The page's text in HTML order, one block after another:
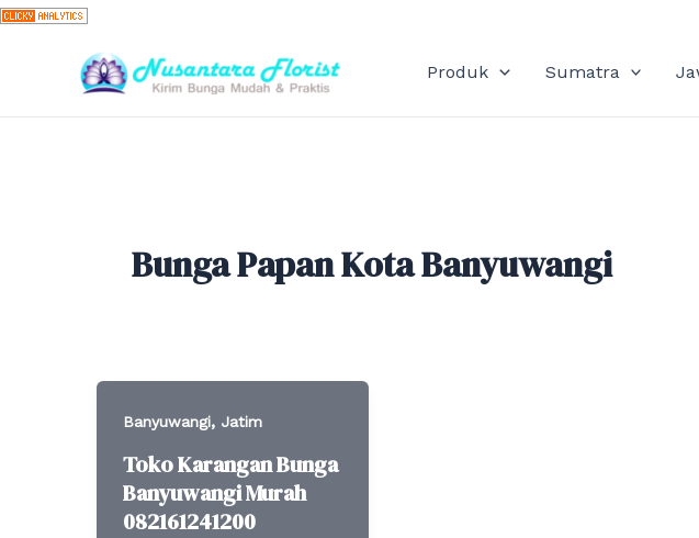
Skip
content
Produk Sumatra
Bunga Papan Kota Banyuwangi
Banyuwangi, Jatim
Toko Karangan Bunga
Banyuwangi Murah
082161241200